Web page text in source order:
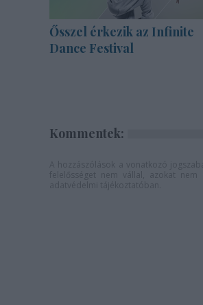
Ősszel érkezik az Infinite
Dance Festival
Kommentek: